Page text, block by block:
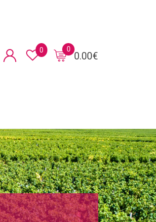
0.00€
0
0